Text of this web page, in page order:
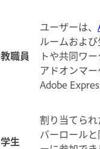
教職員
ユーザーは、
ルームおよ
トや共同ワ
アドオンマ
Adobe
学生
割り当てら
バーロール